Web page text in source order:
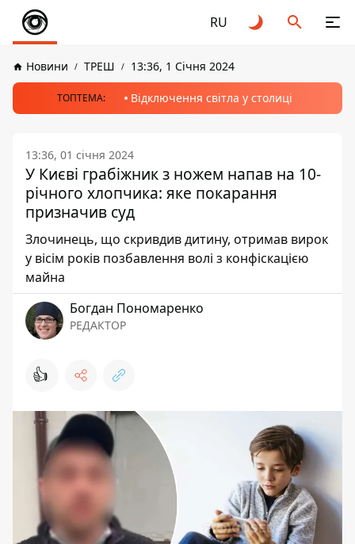
RU
Новини ТРЕШ 13:36, 1 Січня 2024
ТОПТЕМА: Відключення світла у столиці
13:36, 01 січня 2024
У Києві грабіжник з ножем напав на 10-
річного хлопчика: яке покарання
призначив суд
Злочинець, що скривдив дитину, отримав вирок
у вісім років позбавлення волі з конфіскацією
майна
Богдан Пономаренко
РЕДАКТОР
👍